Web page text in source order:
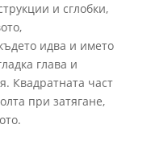
и сглобки,
идва и името
глава и
Квадратната част
при затягане,